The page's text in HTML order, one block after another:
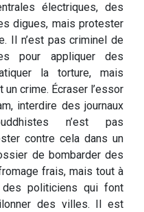
électriques, des
digues, mais protester
Il n’est pas criminel de
pour appliquer des
la torture, mais
crime. Écraser l’essor
interdire des journaux
n’est pas
contre cela dans un
de bombarder des
frais, mais tout à
politiciens qui font
des villes. Il est